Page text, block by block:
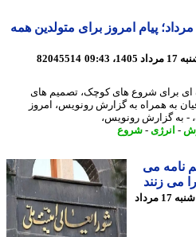
امروز شنبه 17 مرداد؛ پیام امروز برای متولدین همه
82045514
شروع های کوچک، تصمیم های
همراه به گزارش رونویس، امروز
گزارش رونویس،
انرژی-شروع
می
زنند
2 روز پیش - شنبه 17 مرداد